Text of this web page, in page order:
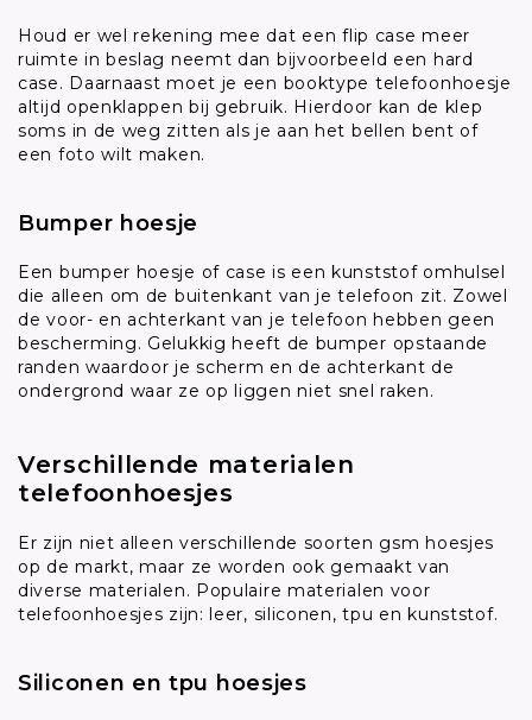
Houd er wel rekening mee dat een flip case meer
ruimte in beslag neemt dan bijvoorbeeld een hard
case. Daarnaast moet je een booktype telefoonhoesje
altijd openklappen bij gebruik. Hierdoor kan de klep
soms in de weg zitten als je aan het bellen bent of
een foto wilt maken.
Bumper hoesje
Een bumper hoesje of case is een kunststof omhulsel
die alleen om de buitenkant van je telefoon zit. Zowel
de voor- en achterkant van je telefoon hebben geen
bescherming. Gelukkig heeft de bumper opstaande
randen waardoor je scherm en de achterkant de
ondergrond waar ze op liggen niet snel raken.
Verschillende materialen
telefoonhoesjes
Er zijn niet alleen verschillende soorten gsm hoesjes
op de markt, maar ze worden ook gemaakt van
diverse materialen. Populaire materialen voor
telefoonhoesjes zijn: leer, siliconen, tpu en kunststof.
Siliconen en tpu hoesjes